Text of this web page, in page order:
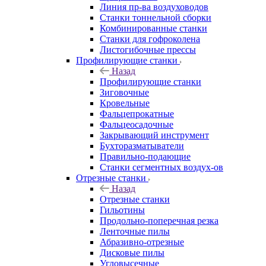
Линия пр-ва воздуховодов
Станки тоннельной сборки
Комбинированные станки
Станки для гофроколена
Листогибочные прессы
Профилирующие станки
Назад
Профилирующие станки
Зиговочные
Кровельные
Фальцепрокатные
Фальцеосадочные
Закрывающий инструмент
Бухторазматыватели
Правильно-подающие
Станки сегментных воздух-ов
Отрезные станки
Назад
Отрезные станки
Гильотины
Продольно-поперечная резка
Ленточные пилы
Абразивно-отрезные
Дисковые пилы
Угловысечные